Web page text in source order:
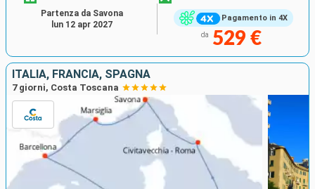
Pagamento in 4X
da 529 €
Partenza da Savona
lun 12 apr 2027
ITALIA, FRANCIA, SPAGNA
7 giorni, Costa Toscana